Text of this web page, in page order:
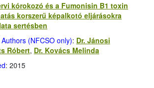
kórokozó és a Fumonisin B1 toxin
korszerű képalkotó eljárásokra
sertésben
(NFCSO only): Dr. Jánosi
Róbert, Dr. Kovács Melinda
: 2015